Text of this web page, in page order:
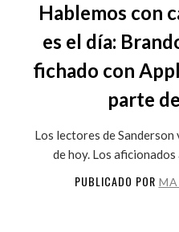
Hablemos con
es el día:
fichado con
parte
Los lectores de
de hoy. Los aficionados
PUBLICADO POR